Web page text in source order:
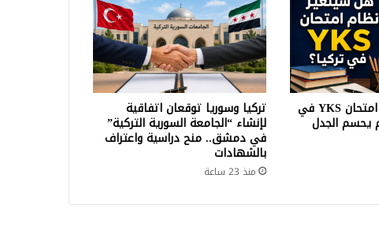
هل سيتغير نظام امتحان YKS في
يحسم الجدل
تركيا وسوريا توقعان اتفاقية
لإنشاء “الجامعة السورية التركية”
في دمشق.. منح دراسية واعتراف
بالشهادات
منذ 23 ساعة